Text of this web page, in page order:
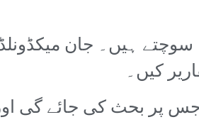
ہیں۔ جان
پر بحث کی جائے گی